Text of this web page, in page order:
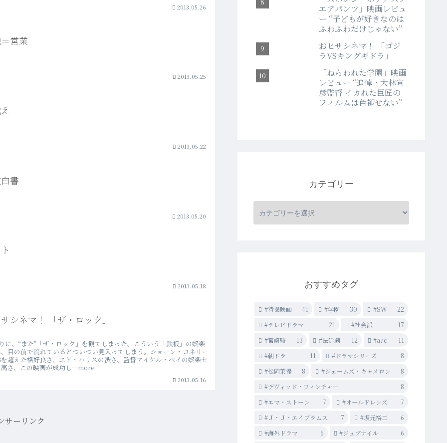
2013.05.26
営業
2013.05.25
2013.05.22
書
2013.05.20
2013.05.18
シネマ！ 「ザ・ロック」
に、“また”「ザ・ロック」を観てしまった。こういう「鉄板」の娯楽
目の前で流れているとついつい見入ってしまう。ショーン・コネリー
超えた格好良さ、エド・ハリスの渋さ、監督マイケル・ベイの娯楽セ
さ、この映画が成功し…more
2013.05.16
サーリンク
エアパンツ」映画レビュ
ー “子どもが好きなのは
ふわふわだけじゃない”
おヒサシネマ！ 「ゴジ
ラVSキングギドラ」
「ねらわれた学園」映画
レビュー “追悼・大林宣
彦監督 イカれた巨匠の
フィルムは色褪せない”
カテゴリー
おすすめタグ
#特撮映画 41 #学園 30 #SW
22
#テレビドラマ
21 #社会派
17
#宮崎駿
13 #法廷劇 12 #a7c
11
#朝ドラ
11 #ドラマシリーズ
8
#松岡茉優
8 #ジェームズ・キャメロン
8
#デヴィッド・フィンチャー
8
#エマ・ストーン
7 #オールドレンズ
7
#Ｊ・Ｊ・エイブラムス
7 #坂元裕二
6
#海外ドラマ
6 #ジュブナイル
6